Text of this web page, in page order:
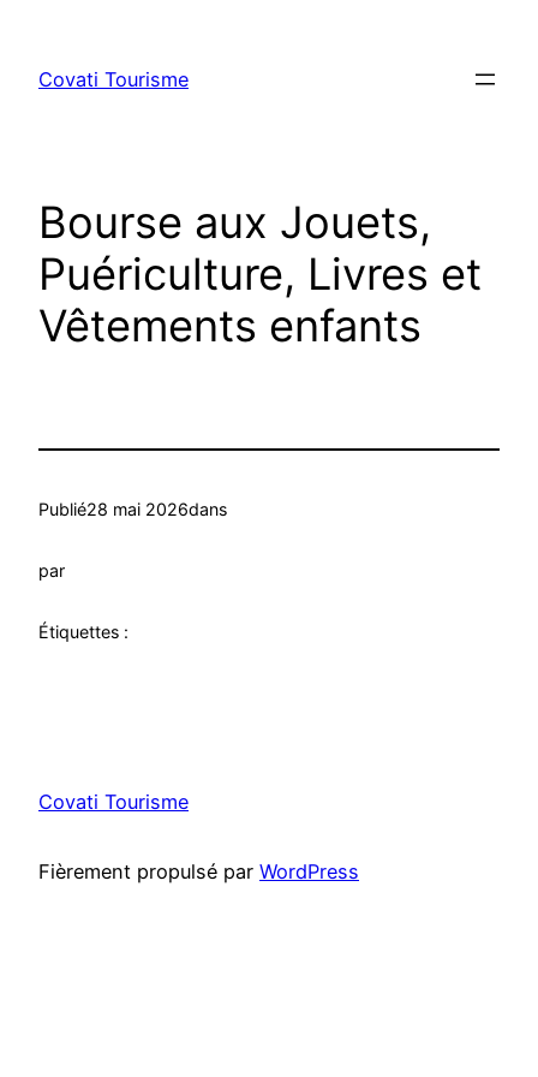
contenu
Covati Tourisme
Bourse aux Jouets,
Puériculture, Livres et
Vêtements enfants
Publié28 mai 2026dans
par
Étiquettes :
Covati Tourisme
Fièrement propulsé par WordPress